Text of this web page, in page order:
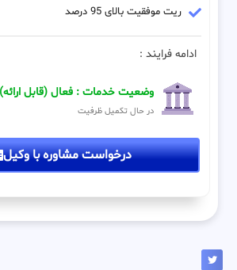
ریت موفقیت بالای 95 درصد
ادامه فرایند :
وضعیت خدمات : فعال (قابل ارائه)
در حال تکمیل ظرفیت
درخواست مشاوره با وکیل